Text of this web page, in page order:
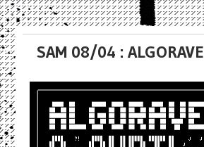
SAM 08/04 : ALGORAVE